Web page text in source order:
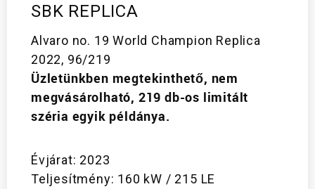
SBK REPLICA
Alvaro no. 19 World Champion Replica
2022, 96/219
Üzletünkben megtekinthető, nem
megvásárolható, 219 db-os limitált
széria egyik példánya.
Évjárat: 2023
Teljesítmény: 160 kW / 215 LE